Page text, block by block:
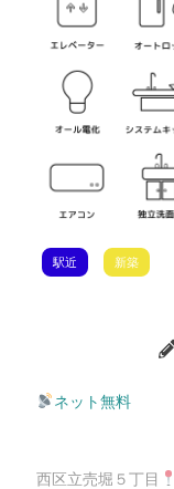
駅近 新築
ネット無料
西区立売堀５丁目